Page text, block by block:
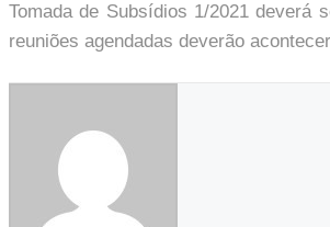
Tomada de Subsídios 1/2021 deverá
reuniões agendadas deverão